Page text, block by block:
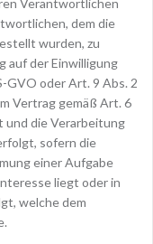
dem die
wurden, zu
auf der Einwilligung
GVO oder Art. 9 Abs. 2
Vertrag gemäß Art. 6
und die Verarbeitung
sofern die
einer Aufgabe
liegt oder in
welche dem